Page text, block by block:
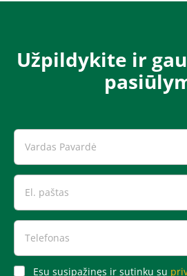
Užpildykite ir
Esu susipažinęs ir sutinku su